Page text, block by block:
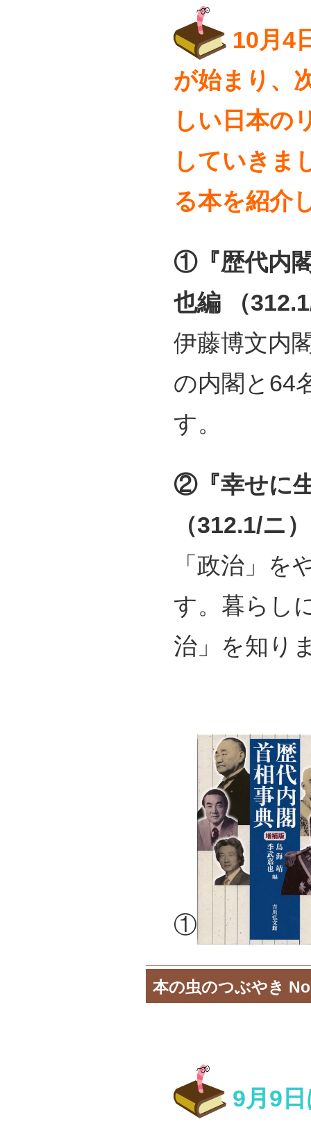
10月4
が始まり、
しい日本の
していきま
る本を紹介
①『歴代内
也編 （
伊藤博文内
の内閣と64
す。
②『幸せに
（312.1/ニ）
「政治」を
す。暮らし
治」を知り
①
本の虫のつぶやき
9月9